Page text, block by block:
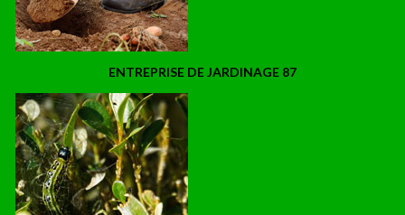
ENTREPRISE DE JARDINAGE 87